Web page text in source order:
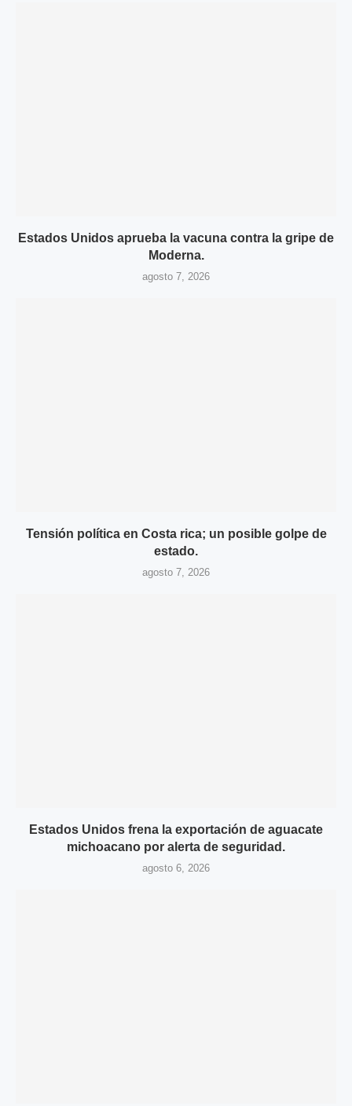
Estados Unidos aprueba la vacuna contra la gripe de
Moderna.
agosto 7, 2026
Tensión política en Costa rica; un posible golpe de
estado.
agosto 7, 2026
Estados Unidos frena la exportación de aguacate
michoacano por alerta de seguridad.
agosto 6, 2026